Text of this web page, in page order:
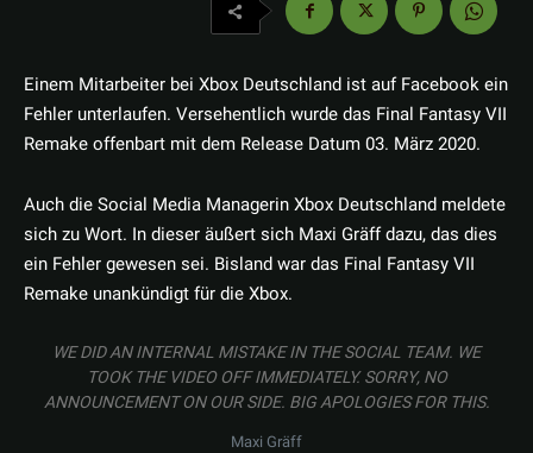
Einem Mitarbeiter bei Xbox Deutschland ist auf Facebook ein
Fehler unterlaufen. Versehentlich wurde das Final Fantasy VII
Remake offenbart mit dem Release Datum 03. März 2020.
Auch die Social Media Managerin Xbox Deutschland meldete
sich zu Wort. In dieser äußert sich Maxi Gräff dazu, das dies
ein Fehler gewesen sei. Bisland war das Final Fantasy VII
Remake unankündigt für die Xbox.
WE DID AN INTERNAL MISTAKE IN THE SOCIAL TEAM. WE
TOOK THE VIDEO OFF IMMEDIATELY. SORRY, NO
ANNOUNCEMENT ON OUR SIDE. BIG APOLOGIES FOR THIS.
Maxi Gräff